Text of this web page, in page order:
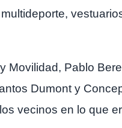
Movilidad, Pablo
Dumont y
vecinos en lo que